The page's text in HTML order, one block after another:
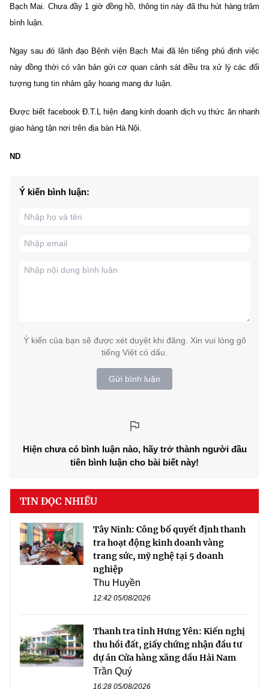
Bạch Mai. Chưa đầy 1 giờ đồng hồ, thông tin này đã thu hút hàng trăm
bình luận.
Ngay sau đó lãnh đạo Bệnh viện Bạch Mai đã lên tiếng phủ định việc
này đồng thời có văn bản gửi cơ quan cảnh sát điều tra xử lý các đối
tượng tung tin nhảm gây hoang mang dư luận.
Được biết facebook Đ.T.L hiện đang kinh doanh dịch vụ thức ăn nhanh
giao hàng tận nơi trên địa bàn Hà Nội.
ND
Ý kiến bình luận:
Ý kiến của bạn sẽ được xét duyệt khi đăng. Xin vui lòng gõ
tiếng Việt có dấu.
Gửi bình luận
Hiện chưa có bình luận nào, hãy trở thành người đầu
tiên bình luận cho bài biết này!
TIN ĐỌC NHIỀU
Tây Ninh: Công bố quyết định thanh
tra hoạt động kinh doanh vàng
trang sức, mỹ nghệ tại 5 doanh
nghiệp
Thu Huyền
12:42 05/08/2026
Thanh tra tỉnh Hưng Yên: Kiến nghị
thu hồi đất, giấy chứng nhận đầu tư
dự án Cửa hàng xăng dầu Hải Nam
Trần Quý
16:28 05/08/2026